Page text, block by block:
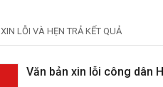
XIN LỖI VÀ HẸN TRẢ KẾT QUẢ
Văn bản xin lỗi công dân